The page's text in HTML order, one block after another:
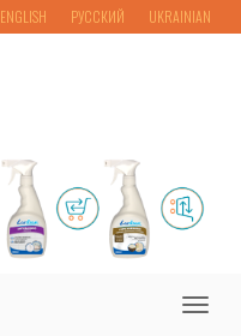
ENGLISH РУССКИЙ UKRAINIAN
Toggle